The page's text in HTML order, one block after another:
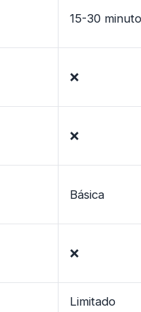
15-30
❌
❌
Básica
❌
Limitado